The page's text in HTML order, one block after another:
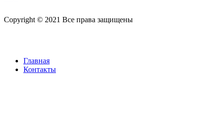
Copyright © 2021 Все права защищены
Главная
Контакты